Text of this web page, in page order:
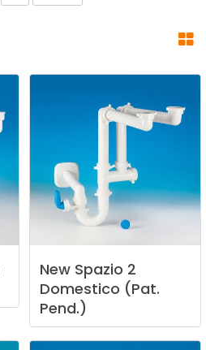
New Spazio 2
Domestico (Pat.
Pend.)